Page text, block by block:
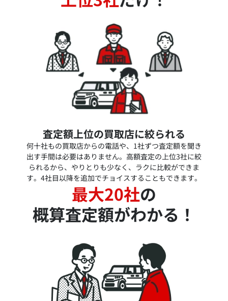
査定額上位の買取店に絞られる
何十社もの買取店からの電話や、1社ずつ査定額を聞き
出す手間は必要はありません。高額査定の上位3社に絞
られるから、やりとりも少なく、ラクに比較ができま
す。4社目以降を追加でチョイスすることもできます。
最大20社の
概算査定額がわかる！